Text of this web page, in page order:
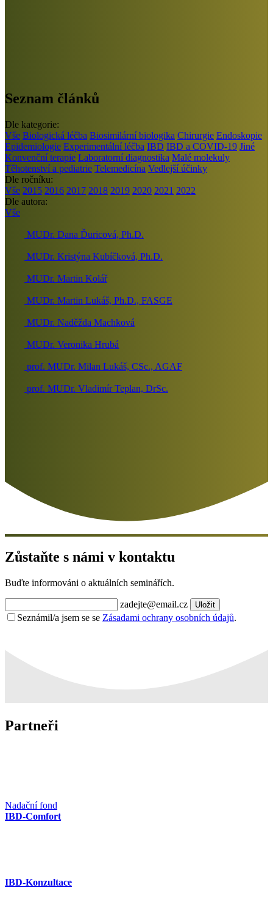
Seznam článků
Dle kategorie:
Vše Biologická léčba Biosimilární biologika Chirurgie Endoskopie
Epidemiologie Experimentální léčba IBD IBD a COVID-19 Jiné
Konvenční terapie Laboratorní diagnostika Malé molekuly
Těhotenství a pediatrie Telemedicína Vedlejší účinky
Dle ročníku:
Vše 2015 2016 2017 2018 2019 2020 2021 2022
Dle autora:
Vše
MUDr. Dana Ďuricová, Ph.D.
MUDr. Kristýna Kubíčková, Ph.D.
MUDr. Martin Kolář
MUDr. Martin Lukáš, Ph.D., FASGE
MUDr. Naděžda Machková
MUDr. Veronika Hrubá
prof. MUDr. Milan Lukáš, CSc., AGAF
prof. MUDr. Vladimír Teplan, DrSc.
Zůstaňte s námi v kontaktu
Buďte informováni o aktuálních seminářích.
zadejte@email.cz Uložit
Seznámil/a jsem se se Zásadami ochrany osobních údajů.
Partneři
Nadační fond
IBD-Comfort
IBD-Konzultace